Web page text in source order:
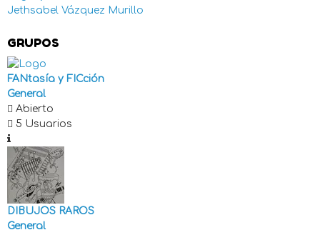
Jethsabel Vázquez Murillo
GRUPOS
FANtasía y FICción
General
Abierto
5 Usuarios
DIBUJOS RAROS
General